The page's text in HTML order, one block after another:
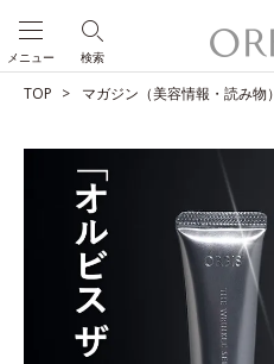
検索
メニュー
TOP マガジン（美容情報・読み物）